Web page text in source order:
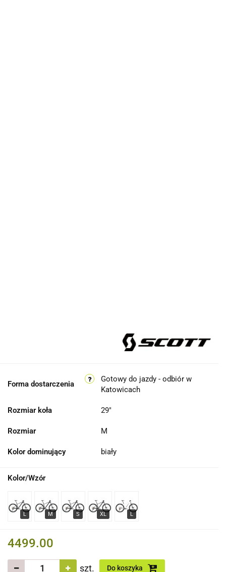
Forma dostarczenia
Gotowy do jazdy - odbiór w
Katowicach
Rozmiar koła 29"
Rozmiar M
Kolor dominujący biały
Kolor/Wzór
4499.00
szt. Do koszyka